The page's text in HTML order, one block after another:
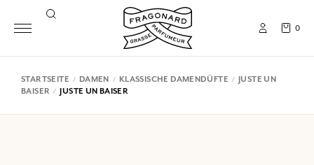
0
STARTSEITE DAMEN KLASSISCHE DAMENDÜFTE
JUSTE UN
BAISER
JUSTE UN BAISER